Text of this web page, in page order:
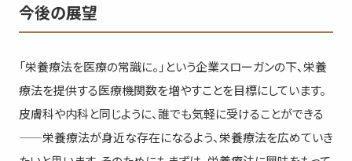
今後の展望
「栄養療法を医療の常識に。」という企業スローガンの下、栄養
療法を提供する医療機関数を増やすことを目標にしています。
皮膚科や内科と同じように、誰でも気軽に受けることができる
――栄養療法が身近な存在になるよう、栄養療法を広めていき